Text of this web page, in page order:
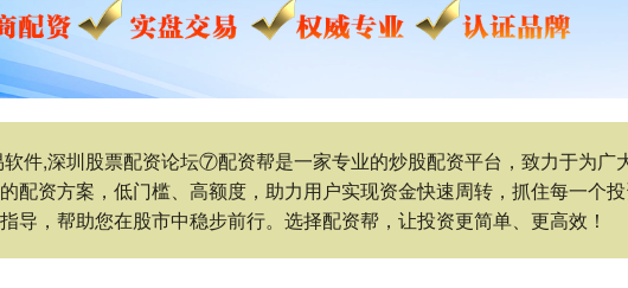
件,深圳股票配资论坛⑦配资帮是一家专业的炒股配资平台，致力于为
配资方案，低门槛、高额度，助力用户实现资金快速周转，抓住每一个
导，帮助您在股市中稳步前行。选择配资帮，让投资更简单、更高效！